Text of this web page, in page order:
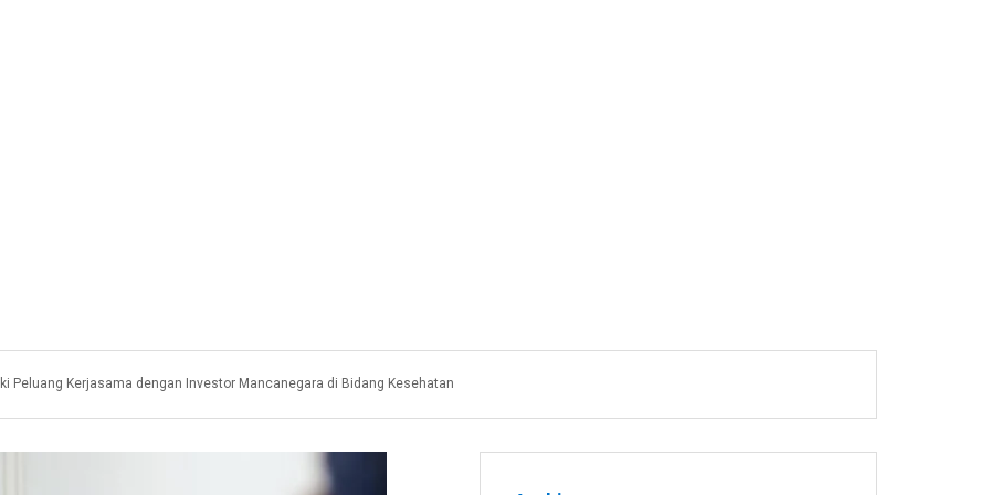
Peluang Kerjasama dengan Investor Mancanegara di Bidang Kesehatan